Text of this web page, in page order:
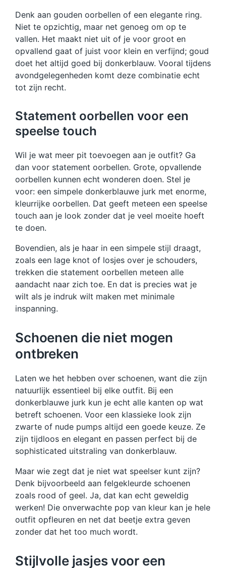
Denk aan gouden oorbellen of een elegante ring.
Niet te opzichtig, maar net genoeg om op te
vallen. Het maakt niet uit of je voor groot en
opvallend gaat of juist voor klein en verfijnd; goud
doet het altijd goed bij donkerblauw. Vooral tijdens
avondgelegenheden komt deze combinatie echt
tot zijn recht.
Statement oorbellen voor een
speelse touch
Wil je wat meer pit toevoegen aan je outfit? Ga
dan voor statement oorbellen. Grote, opvallende
oorbellen kunnen echt wonderen doen. Stel je
voor: een simpele donkerblauwe jurk met enorme,
kleurrijke oorbellen. Dat geeft meteen een speelse
touch aan je look zonder dat je veel moeite hoeft
te doen.
Bovendien, als je haar in een simpele stijl draagt,
zoals een lage knot of losjes over je schouders,
trekken die statement oorbellen meteen alle
aandacht naar zich toe. En dat is precies wat je
wilt als je indruk wilt maken met minimale
inspanning.
Schoenen die niet mogen
ontbreken
Laten we het hebben over schoenen, want die zijn
natuurlijk essentieel bij elke outfit. Bij een
donkerblauwe jurk kun je echt alle kanten op wat
betreft schoenen. Voor een klassieke look zijn
zwarte of nude pumps altijd een goede keuze. Ze
zijn tijdloos en elegant en passen perfect bij de
sophisticated uitstraling van donkerblauw.
Maar wie zegt dat je niet wat speelser kunt zijn?
Denk bijvoorbeeld aan felgekleurde schoenen
zoals rood of geel. Ja, dat kan echt geweldig
werken! Die onverwachte pop van kleur kan je hele
outfit opfleuren en net dat beetje extra geven
zonder dat het too much wordt.
Stijlvolle jasjes voor een